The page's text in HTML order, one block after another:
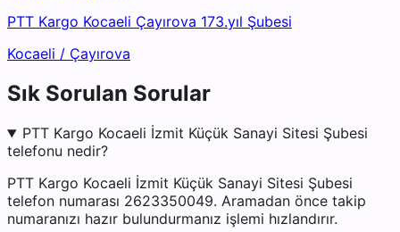
PTT Kargo Kocaeli Çayırova 173.yıl Şubesi
Kocaeli / Çayırova
Sık Sorulan Sorular
PTT Kargo Kocaeli İzmit Küçük Sanayi Sitesi Şubesi
telefonu nedir?
PTT Kargo Kocaeli İzmit Küçük Sanayi Sitesi Şubesi
telefon numarası 2623350049. Aramadan önce takip
numaranızı hazır bulundurmanız işlemi hızlandırır.